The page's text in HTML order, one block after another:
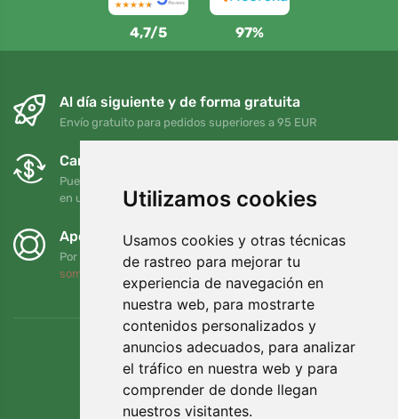
Utilizamos cookies
Usamos cookies y otras técnicas
de rastreo para mejorar tu
experiencia de navegación en
nuestra web, para mostrarte
contenidos personalizados y
anuncios adecuados, para analizar
el tráfico en nuestra web y para
comprender de donde llegan
nuestros visitantes.
4,7/5 97%
Al día siguiente y de forma gratuita
Envío gratuito para pedidos superiores a 95 EUR
Cambios y devoluciones gratuitos
Puede devolver o cambiar su pedido en cualquier momento
en un plazo de 90 días
Apoyamos a Trees.org
Por cada pedido plantamos un árbol. Leer más
somos